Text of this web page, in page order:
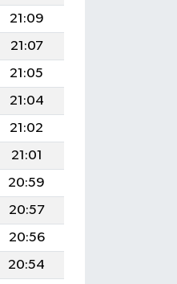
21:09
21:07
21:05
21:04
21:02
21:01
20:59
20:57
20:56
20:54